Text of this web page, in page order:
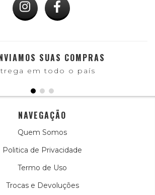
SUAS COMPRAS
em todo o país
NAVEGAÇÃO
Quem Somos
Politica de Privacidade
Termo de Uso
Trocas e Devoluções